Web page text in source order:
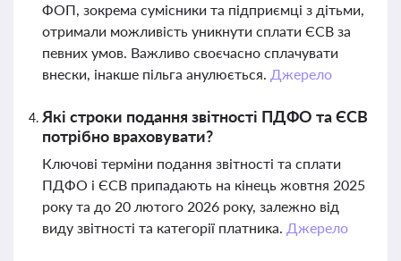
ФОП, зокрема сумісники та підприємці з дітьми,
отримали можливість уникнути сплати ЄСВ за
певних умов. Важливо своєчасно сплачувати
внески, інакше пільга анулюється. Джерело
Які строки подання звітності ПДФО та ЄСВ
потрібно враховувати?
Ключові терміни подання звітності та сплати
ПДФО і ЄСВ припадають на кінець жовтня 2025
року та до 20 лютого 2026 року, залежно від
виду звітності та категорії платника. Джерело